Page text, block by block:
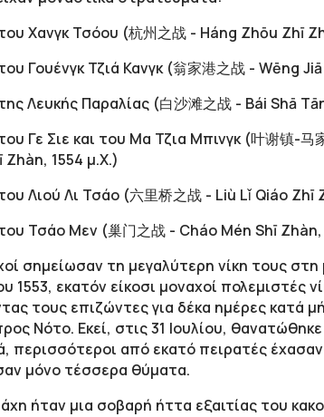
Χανγκ Τσόoυ (杭州之战 - Háng Zhōu Zhī
Γουένγκ Τζιά Κανγκ (翁家港之战 - Wēng
Λευκής Παραλίας (白沙滩之战 - Bái Shā
Γε Σιε και του Μα Τζια Μπινγκ (叶谢镇-马
Zhàn, 1554 μ.Χ.)
Λιού Λι Τσάο (六里桥之战 - Liù Lǐ Qiáo Zhī
Τσάο Μεν (巢门之战 - Cháo Mén Shī Zhàn,
σημείωσαν τη μεγαλύτερη νίκη τους στη
1553, εκατόν είκοσι μοναχοί πολεμιστές
τους επιζώντες για δέκα ημέρες κατά
Νότο. Εκεί, στις 31 Ιουλίου,
περισσότεροι από εκατό πειρατές
μόνο τέσσερα θύματα.
ήταν μια σοβαρή ήττα εξαιτίας του